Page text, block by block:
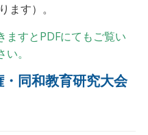
ます）。
ますとPDFにてもご覧い
。
・同和教育研究大会